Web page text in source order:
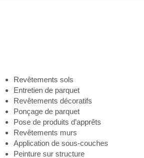
Revêtements sols
Entretien de parquet
Revêtements décoratifs
Ponçage de parquet
Pose de produits d’apprêts
Revêtements murs
Application de sous-couches
Peinture sur structure